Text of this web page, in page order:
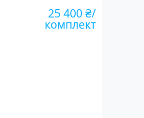
25 400 ₴/
комплект